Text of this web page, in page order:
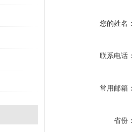
您的姓名：
联系电话：
常用邮箱：
省份：